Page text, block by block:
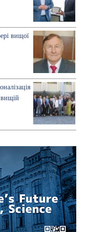
вищої
вищій